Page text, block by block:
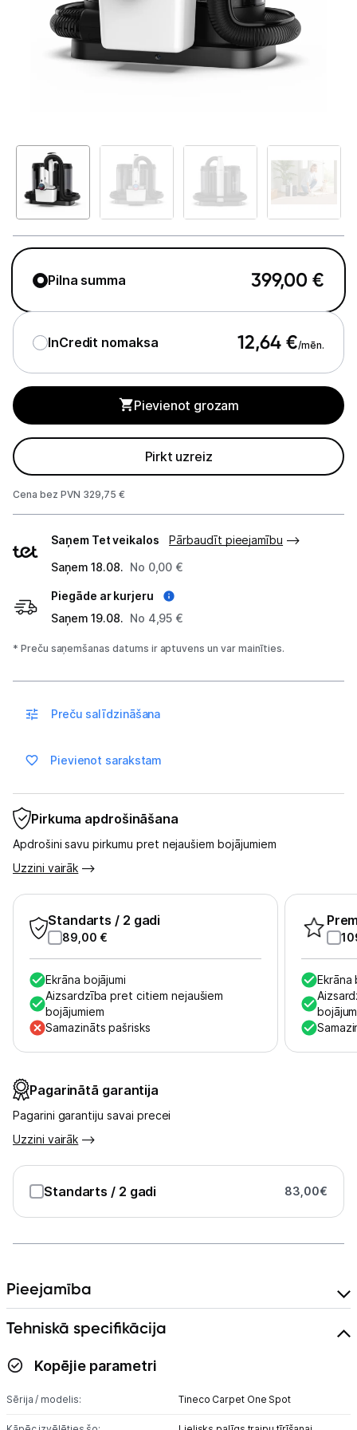
Telefoni, planšetdatori
Viedierīces
Iebūvējamā tehnika
Mazā tehnika
Tvaika gludināšanas sistēmas
Tvaika gludekļi
Kafijas pagatavošana
Mazā virtuves tehnika
Klimata iekārtas
Apģērbu kopšana
Skaistumkopšana
Sports un atpūta
Ražotāju atjaunota tehnika
Vēlmju saraksts
Blogs
Piegāde un apmaksa
Tehnikas izvešana
Uzņēmumiem
Tet pakalpojumi
Kontakti
Informācija
Pilna summa 399,00 €
InCredit nomaksa 12,64 €/mēn.
Pievienot grozam
Pirkt uzreiz
Cena bez PVN 329,75 €
veidi
Saņem Tet veikalos
Pārbaudīt pieejamību
Saņem 18.08. No 0,00 €
Piegāde ar kurjeru
Saņem 19.08. No 4,95 €
* Preču saņemšanas datums ir aptuvens un var mainīties.
Preču salīdzināšana
Pievienot sarakstam
Pirkuma apdrošināšana
Apdrošini savu pirkumu pret nejaušiem bojājumiem
Uzzini vairāk
Standarts / 2 gadi
89,00 €
Ekrāna bojājumi
Aizsardzība pret citiem nejaušiem
bojājumiem
Samazināts pašrisks
Ekrāna
Pagarinātā garantija
Pagarini garantiju savai precei
Uzzini vairāk
Standarts / 2 gadi 83,00€
Pieejamība
Tehniskā specifikācija
Kopējie parametri
Sērija / modelis: Tineco Carpet One Spot